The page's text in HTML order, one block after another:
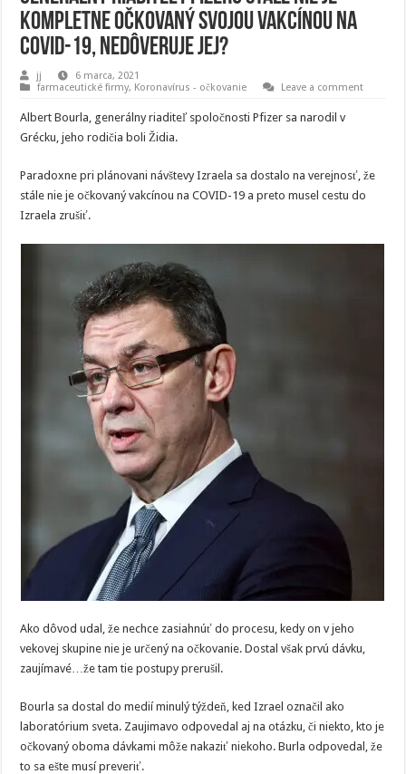
kompletne očkovaný svojou vakcínou na
COVID-19, nedôveruje jej?
jj
6 marca, 2021
farmaceutické firmy, Koronavírus - očkovanie Leave a comment
Albert Bourla, generálny riaditeľ spoločnosti Pfizer sa narodil v
Grécku, jeho rodičia boli Židia.
Paradoxne pri plánovani návštevy Izraela sa dostalo na verejnosť, že
stále nie je očkovaný vakcínou na COVID-19 a preto musel cestu do
Izraela zrušiť.
Ako dôvod udal, že nechce zasiahnúť do procesu, kedy on v jeho
vekovej skupine nie je určený na očkovanie. Dostal však prvú dávku,
zaujímavé…že tam tie postupy prerušil.
Bourla sa dostal do medií minulý týždeň, ked Izrael označil ako
laboratórium sveta. Zaujimavo odpovedal aj na otázku, či niekto, kto je
očkovaný oboma dávkami môže nakaziť niekoho. Burla odpovedal, že
to sa ešte musí preveriť.